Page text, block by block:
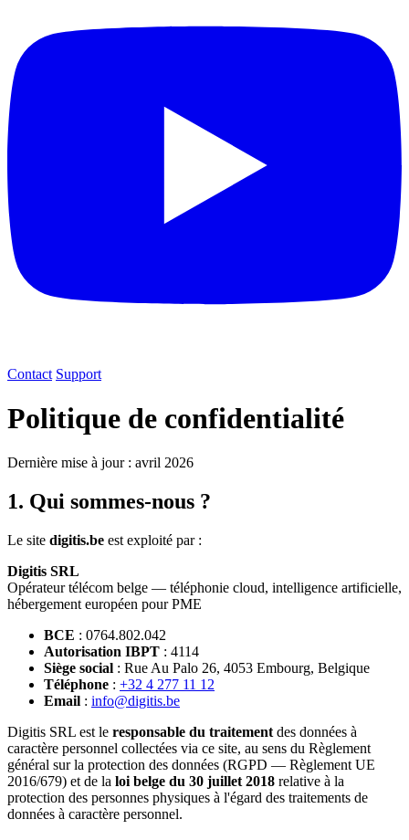
Contact Support
Politique de confidentialité
Dernière mise à jour : avril 2026
1. Qui sommes-nous ?
Le site digitis.be est exploité par :
Digitis SRL
Opérateur télécom belge — téléphonie cloud, intelligence artificielle,
hébergement européen pour PME
BCE : 0764.802.042
Autorisation IBPT : 4114
Siège social : Rue Au Palo 26, 4053 Embourg, Belgique
Téléphone : +32 4 277 11 12
Email : info@digitis.be
Digitis SRL est le responsable du traitement des données à
caractère personnel collectées via ce site, au sens du Règlement
général sur la protection des données (RGPD — Règlement UE
2016/679) et de la loi belge du 30 juillet 2018 relative à la
protection des personnes physiques à l'égard des traitements de
données à caractère personnel.